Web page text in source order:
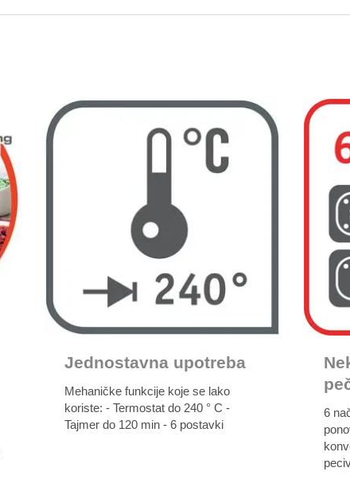
Jednostavna upotreba
Mehaničke funkcije koje se lako
koriste: - Termostat do 240 ° C -
Tajmer do 120 min - 6 postavki
6